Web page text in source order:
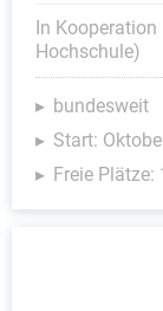
In
Hochschule)
bundesweit
Start:
Freie Plätze: